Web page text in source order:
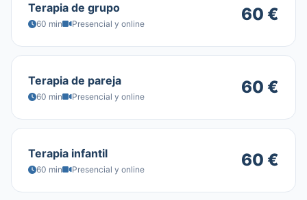
Terapia de grupo
60 min Presencial y online 60 €
Terapia de pareja
60 min Presencial y online 60 €
Terapia infantil
60 min Presencial y online 60 €